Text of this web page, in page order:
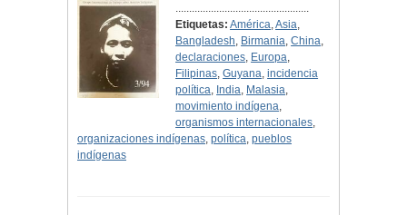
.................................................
Etiquetas: América,Asia,
Bangladesh, Birmania,China,
declaraciones, Europa,
Filipinas,Guyana,incidencia
política, India, Malasia,
movimiento indígena,
organismos internacionales,
organizaciones indígenas, política, pueblos
indígenas